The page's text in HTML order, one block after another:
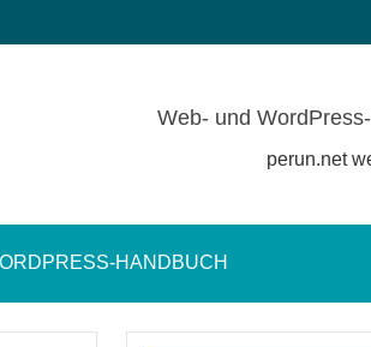
Web- und
perun.net
HANDBUCH